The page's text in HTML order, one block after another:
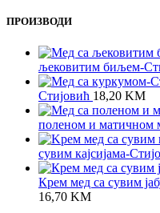
ПРОИЗВОДИ
љековитим биљем-
Стијовић 18,20 KM
поленом и матичном
сувим кајсијама-
Крем мед са сувим
16,70 KM